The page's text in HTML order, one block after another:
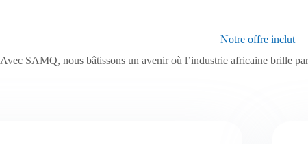
Notre offre inclut
Avec SAMQ, nous bâtissons un avenir où l’industrie africaine brille